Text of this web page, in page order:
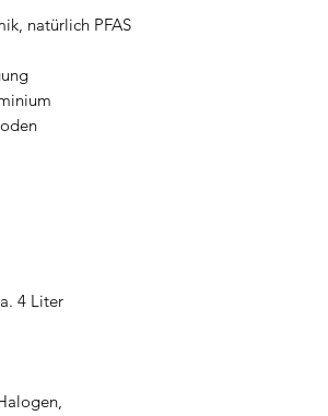
natürlich PFAS
4 Liter